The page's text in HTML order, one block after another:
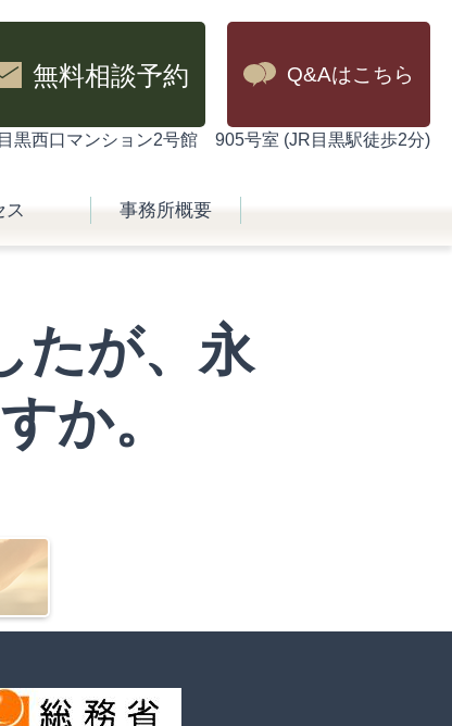
無料相談予約 Q&Aはこちら
黒西口マンション2号館 905号室 (JR目黒駅徒歩2分)
ス 事務所概要
たが、永
か。